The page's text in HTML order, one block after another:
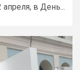
в День...